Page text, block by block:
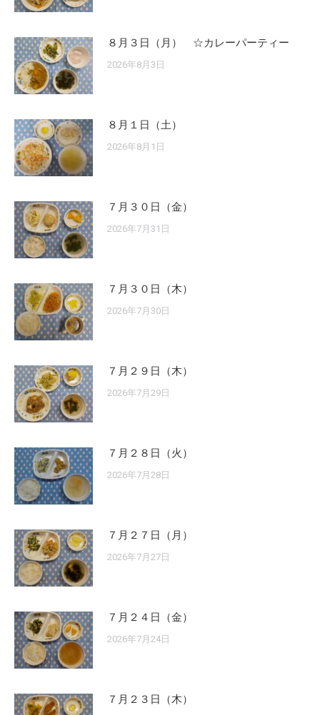
８月３日（月） ☆カレーパーティー
2026年8月3日
８月１日（土）
2026年8月1日
７月３０日（金）
2026年7月31日
７月３０日（木）
2026年7月30日
７月２９日（木）
2026年7月29日
７月２８日（火）
2026年7月28日
７月２７日（月）
2026年7月27日
７月２４日（金）
2026年7月24日
７月２３日（木）